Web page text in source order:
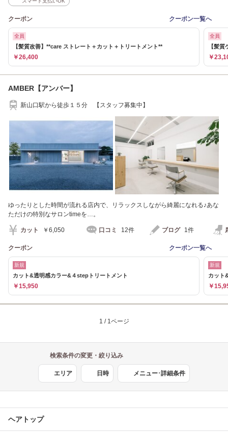
クーポン クーポン一覧へ
全員
【髪質改善】**care ストレート＋カット＋トリートメント**
￥26,400
全員
【髪
￥
AMBER【アンバー】
新山口駅から徒歩１５分 【スタッフ募集中】
ゆったりとした時間が流れる店内で、リラックスしながら綺麗になれる♪あな
ただけの特別なサロンtimeを…。
カット ￥6,050 口コミ 12件 ブログ 1件
クーポン クーポン一覧へ
新規
カット&透明感カラー&４stepトリートメント
￥15,950
新規
カット
￥
1 / 1ページ
検索条件の変更・絞り込み
エリア 日時 メニュー･詳細条件
ヘアトップ